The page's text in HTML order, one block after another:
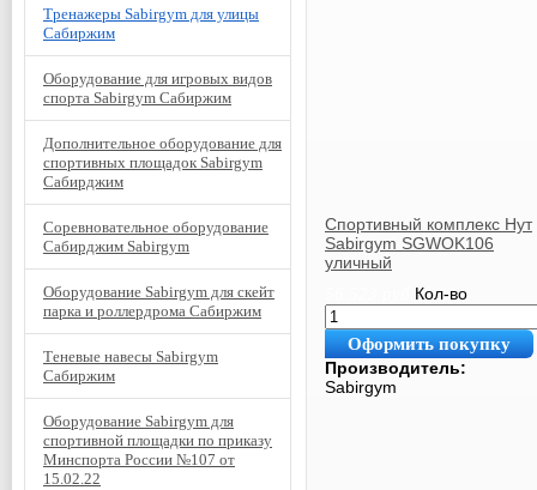
Спортивный комплекс Нут
Sabirgym SGWOK106
уличный
Кол-во
Оформить покупку
Производитель:
Sabirgym
Тренажеры Sabirgym для улицы
Сабиржим
Оборудование для игровых видов
спорта Sabirgym Сабиржим
Дополнительное оборудование для
спортивных площадок Sabirgym
Сабирджим
Соревновательное оборудование
Сабирджим Sabirgym
Оборудование Sabirgym для скейт
парка и роллердрома Сабиржим
Теневые навесы Sabirgym
Сабиржим
Оборудование Sabirgym для
спортивной площадки по приказу
Минспорта России №107 от
15.02.22